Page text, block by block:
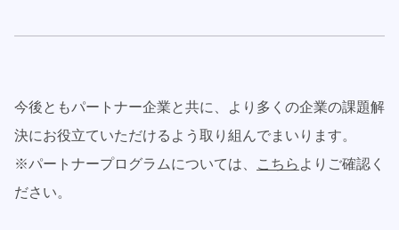
今後ともパートナー企業と共に、より多くの企業の課題解
決にお役立ていただけるよう取り組んでまいります。
※パートナープログラムについては、
こちら よりご確認く
ださい。